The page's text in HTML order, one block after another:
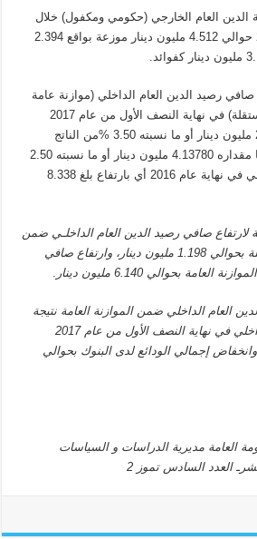
العام الخارجي (حكومي ومكفول) خلال
النصف الأول من عام 2017 حوالي 4.512 مليون دينار موزعة بواقع 2.394
صافي رصيد الدين العام الداخلي (موازنة عامة
وموازنات المؤسسات المستقلة) في نهاية النصف الأول من عام 2017
ليصـل إلى حوالي 2.14119 مليون دينار أو ما نسبته 3.50 %من الناتج
المحلي الإجمالي، مقابل ما مقداره 4.13780 مليون دينار أو ما نسبته 2.50
%من الناتج المحلي الإجمالي في نهاية عام 2016 أي بارتفاع بلغ 8.338
لارتفاع صافي رصيد الدين العام الداخلـي ضمن
المؤسسات العامة المستقلة بحوالي 1.198 مليون دينار، وارتفاع صافي
بحوالي 6.140 مليون دينار
العام الداخلي ضمن الموازنة العامة نتيجة
لانخفاض إجمالي الدين الداخلي في نهاية النصف الأول من عام 2017
دينار وانخفاض إجمالي الودائع لدى البنوك بحوالي
العامة مديرية الدراسات و السياسات
العدد السادس تموز 2